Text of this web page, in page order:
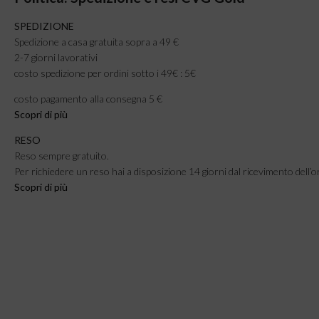
SPEDIZIONE
Spedizione a casa gratuita sopra a 49 €
2-7 giorni lavorativi
costo spedizione per ordini sotto i 49€ : 5€
costo pagamento alla consegna 5 €
Scopri di più
RESO
Reso sempre gratuito.
Per richiedere un reso hai a disposizione 14 giorni dal ricevimento
Scopri di più